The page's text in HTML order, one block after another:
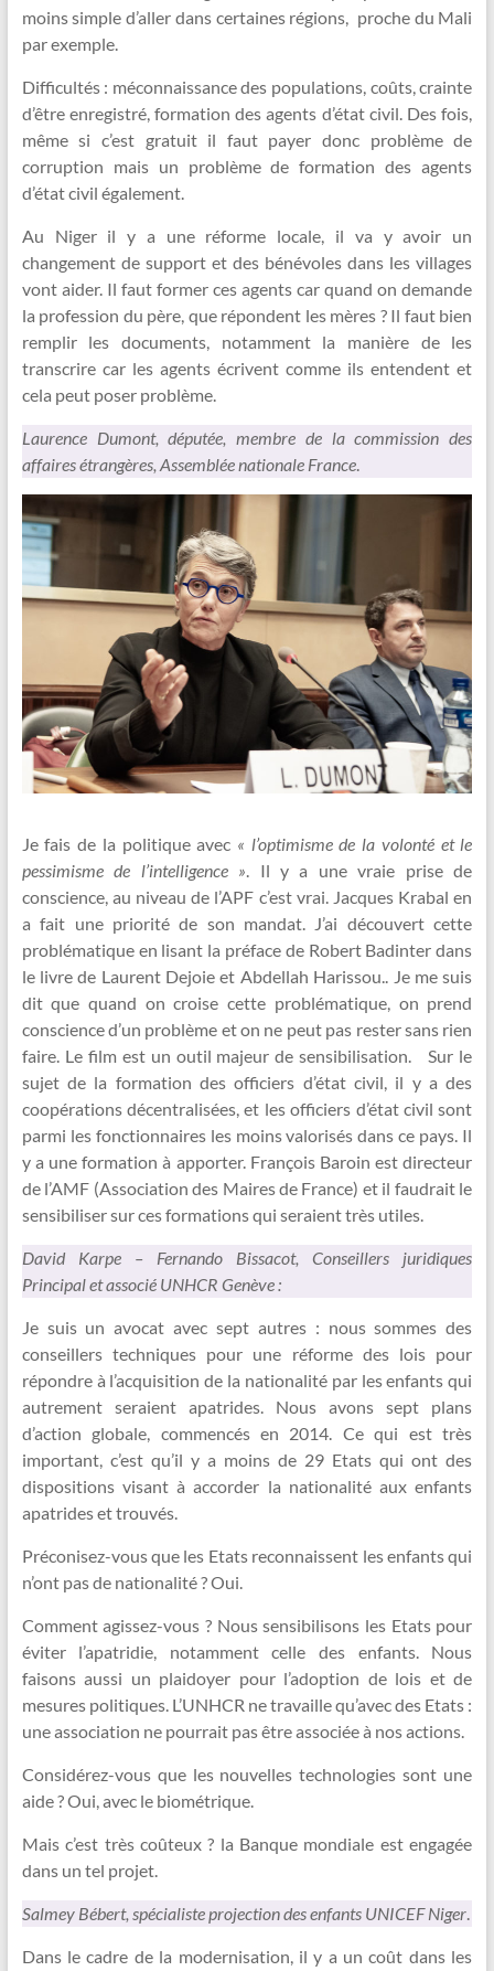
moins simple d’aller dans certaines régions, proche du Mali
par exemple.
Difficultés : méconnaissance des populations, coûts, crainte
d’être enregistré, formation des agents d’état civil. Des fois,
même si c’est gratuit il faut payer donc problème de
corruption mais un problème de formation des agents
d’état civil également.
Au Niger il y a une réforme locale, il va y avoir un
changement de support et des bénévoles dans les villages
vont aider. Il faut former ces agents car quand on demande
la profession du père, que répondent les mères ? Il faut bien
remplir les documents, notamment la manière de les
transcrire car les agents écrivent comme ils entendent et
cela peut poser problème.
Laurence Dumont, députée, membre de la commission des
affaires étrangères, Assemblée nationale France.
Je fais de la politique avec « l’optimisme de la volonté et le
pessimisme de l’intelligence ». Il y a une vraie prise de
conscience, au niveau de l’APF c’est vrai. Jacques Krabal en
a fait une priorité de son mandat. J’ai découvert cette
problématique en lisant la préface de Robert Badinter dans
le livre de Laurent Dejoie et Abdellah Harissou.. Je me suis
dit que quand on croise cette problématique, on prend
conscience d’un problème et on ne peut pas rester sans rien
faire. Le film est un outil majeur de sensibilisation. Sur le
sujet de la formation des officiers d’état civil, il y a des
coopérations décentralisées, et les officiers d’état civil sont
parmi les fonctionnaires les moins valorisés dans ce pays. Il
y a une formation à apporter. François Baroin est directeur
de l’AMF (Association des Maires de France) et il faudrait le
sensibiliser sur ces formations qui seraient très utiles.
David Karpe – Fernando Bissacot, Conseillers juridiques
Principal et associé UNHCR Genève :
Je suis un avocat avec sept autres : nous sommes des
conseillers techniques pour une réforme des lois pour
répondre à l’acquisition de la nationalité par les enfants qui
autrement seraient apatrides. Nous avons sept plans
d’action globale, commencés en 2014. Ce qui est très
important, c’est qu’il y a moins de 29 Etats qui ont des
dispositions visant à accorder la nationalité aux enfants
apatrides et trouvés.
Préconisez-vous que les Etats reconnaissent les enfants qui
n’ont pas de nationalité ? Oui.
Comment agissez-vous ? Nous sensibilisons les Etats pour
éviter l’apatridie, notamment celle des enfants. Nous
faisons aussi un plaidoyer pour l’adoption de lois et de
mesures politiques. L’UNHCR ne travaille qu’avec des Etats :
une association ne pourrait pas être associée à nos actions.
Considérez-vous que les nouvelles technologies sont une
aide ? Oui, avec le biométrique.
Mais c’est très coûteux ? la Banque mondiale est engagée
dans un tel projet.
Salmey Bébert, spécialiste projection des enfants UNICEF Niger.
Dans le cadre de la modernisation, il y a un coût dans les